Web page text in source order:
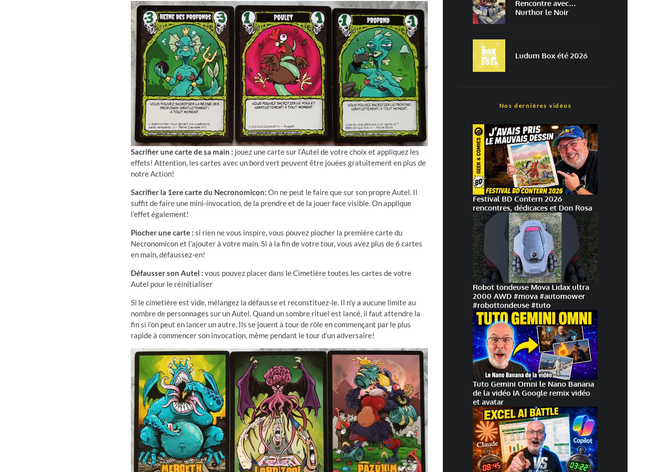
Sacrifier une carte de sa main : jouez une carte sur l’Autel de votre choix et appliquez les
effets! Attention, les cartes avec un bord vert peuvent être jouées gratuitement en plus de
notre Action!
Sacrifier la 1ere carte du Necronomicon: On ne peut le faire que sur son propre Autel. Il
suffit de faire une mini-invocation, de la prendre et de la jouer face visible. On applique
l’effet également!
Piocher une carte : si rien ne vous inspire, vous pouvez piocher la première carte du
Necronomicon et l’ajouter à votre main. Si à la fin de votre tour, vous avez plus de 6 cartes
en main, défaussez-en!
Défausser son Autel : vous pouvez placer dans le Cimetière toutes les cartes de votre
Autel pour le réinitialiser
Si le cimetière est vide, mélangez la défausse et reconstituez-le. Il n’y a aucune limite au
nombre de personnages sur un Autel. Quand un sombre rituel est lancé, il faut attendre la
fin si l’on peut en lancer un autre. Ils se jouent à tour de rôle en commençant par le plus
rapide à commencer son invocation, même pendant le tour d’un adversaire!
Rencontre avec…
Nurthor le Noir
Ludum Box été 2026
Nos dernières vidéos
Festival BD Contern 2026
rencontres, dédicaces et Don Rosa
Robot tondeuse Mova Lidax ultra
2000 AWD #mova #automower
#robottondeuse #tuto
Tuto Gemini Omni le Nano Banana
de la vidéo IA Google remix vidéo
et avatar